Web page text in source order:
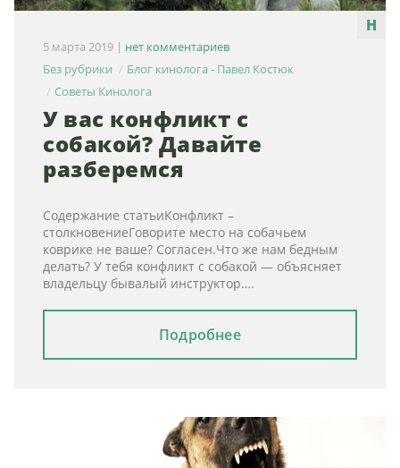
5 марта 2019 | нет комментариев
Без рубрики
Блог кинолога - Павел Костюк
Советы Кинолога
У вас конфликт с
собакой? Давайте
разберемся
Содержание статьиКонфликт –
столкновениеГоворите место на собачьем
коврике не ваше? Согласен.Что же нам бедным
делать? У тебя конфликт с собакой — объясняет
владельцу бывалый инструктор….
Подробнее